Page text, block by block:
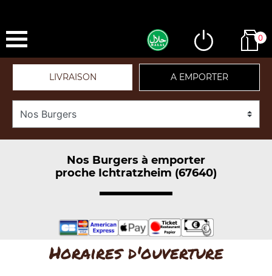
0
LIVRAISON A EMPORTER
Nos Burgers à emporter
proche Ichtratzheim (67640)
Horaires d'ouverture